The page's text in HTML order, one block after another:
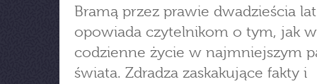
Bramą przez prawie dwadzieścia
opowiada czytelnikom o tym, jak
codzienne życie w najmniejszym
świata. Zdradza zaskakujące fakty i